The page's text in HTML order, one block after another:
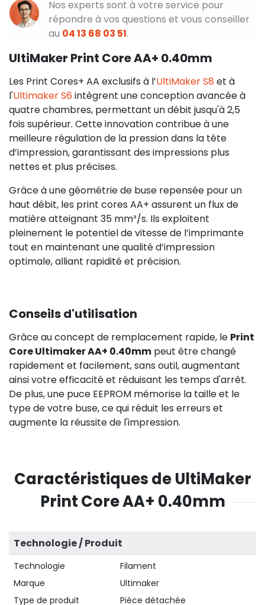
Nos experts sont à votre service pour
répondre à vos questions et vous conseiller
au 04 13 68 03 51.
UltiMaker Print Core AA+ 0.40mm
Les Print Cores+ AA exclusifs à l’UltiMaker S8 et à
l'Ultimaker S6 intègrent une conception avancée à
quatre chambres, permettant un débit jusqu'à 2,5
fois supérieur. Cette innovation contribue à une
meilleure régulation de la pression dans la tête
d’impression, garantissant des impressions plus
nettes et plus précises.
Grâce à une géométrie de buse repensée pour un
haut débit, les print cores AA+ assurent un flux de
matière atteignant 35 mm³/s. Ils exploitent
pleinement le potentiel de vitesse de l’imprimante
tout en maintenant une qualité d’impression
optimale, alliant rapidité et précision.
Conseils d'utilisation
Grâce au concept de remplacement rapide, le Print
Core Ultimaker AA+ 0.40mm peut être changé
rapidement et facilement, sans outil, augmentant
ainsi votre efficacité et réduisant les temps d'arrêt.
De plus, une puce EEPROM mémorise la taille et le
type de votre buse, ce qui réduit les erreurs et
augmente la réussite de l'impression.
Caractéristiques de UltiMaker
Print Core AA+ 0.40mm
Technologie / Produit
Technologie
Filament
Marque
Ultimaker
Type de produit
Pièce détachée